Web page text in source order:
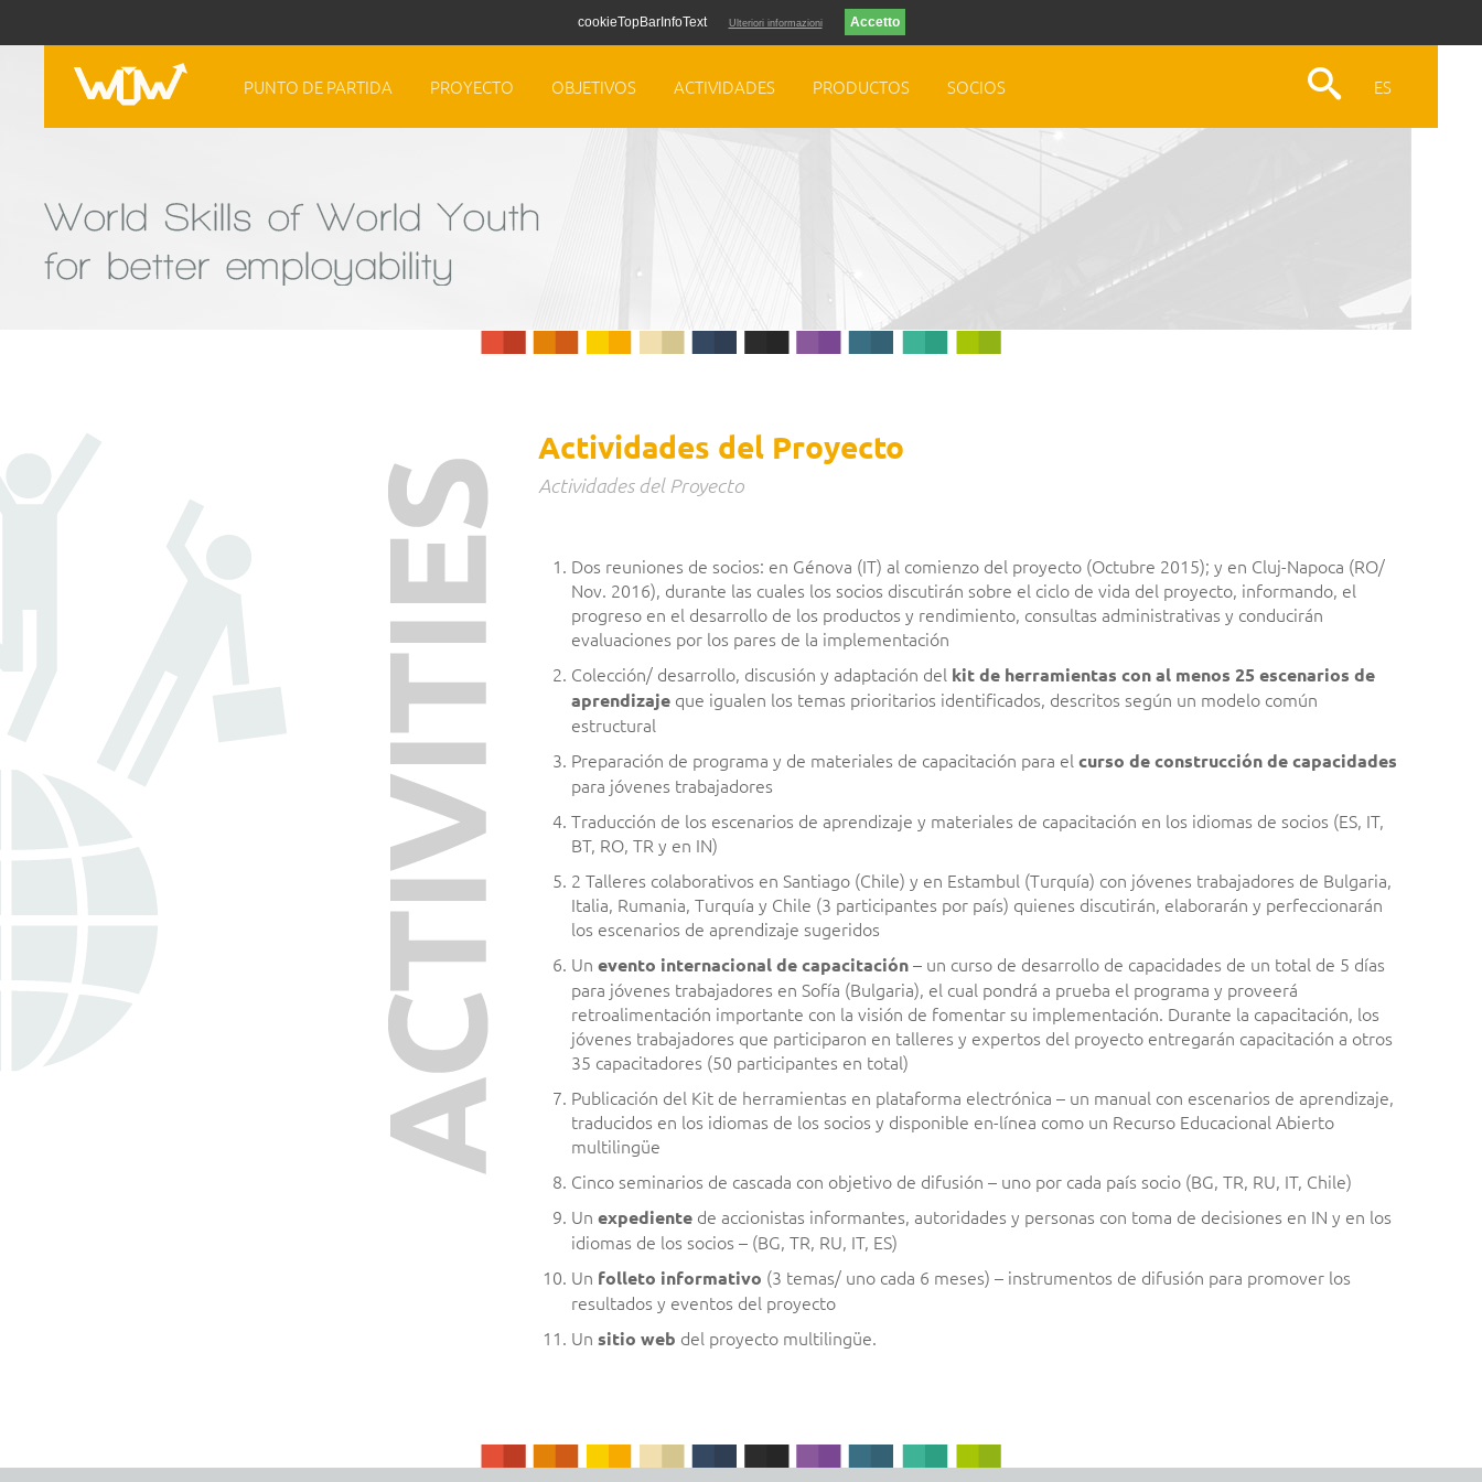
PUNTO DE PARTIDA PROYECTO OBJETIVOS ACTIVIDADES PRODUCTOS SOCIOS ES
Actividades del Proyecto
Actividades del Proyecto
Dos reuniones de socios: en Génova (IT) al comienzo del proyecto (Octubre 2015); y en Cluj-Napoca (RO/
Nov. 2016), durante las cuales los socios discutirán sobre el ciclo de vida del proyecto, informando, el
progreso en el desarrollo de los productos y rendimiento, consultas administrativas y conducirán
evaluaciones por los pares de la implementación
Colección/ desarrollo, discusión y adaptación del kit de herramientas con al menos 25 escenarios de
aprendizajeque igualen los temas prioritarios identificados, descritos según un modelo común
estructural
Preparación de programa y de materiales de capacitación para el curso de construcción de capacidades
para jóvenes trabajadores
Traducción de los escenarios de aprendizaje y materiales de capacitación en los idiomas de socios (ES, IT,
BT, RO, TR y en IN)
2 Talleres colaborativos en Santiago (Chile) y en Estambul (Turquía) con jóvenes trabajadores de Bulgaria,
Italia, Rumania, Turquía y Chile (3 participantes por país) quienes discutirán, elaborarán y perfeccionarán
los escenarios de aprendizaje sugeridos
Un evento internacional de capacitación– un curso de desarrollo de capacidades de un total de 5 días
para jóvenes trabajadores en Sofía (Bulgaria), el cual pondrá a prueba el programa y proveerá
retroalimentación importante con la visión de fomentar su implementación. Durante la capacitación, los
jóvenes trabajadores que participaron en talleres y expertos del proyecto entregarán capacitación a otros
35 capacitadores (50 participantes en total)
Publicación del Kit de herramientas en plataforma electrónica – un manual con escenarios de aprendizaje,
traducidos en los idiomas de los socios y disponible en-línea como un Recurso Educacional Abierto
multilingüe
Cinco seminarios de cascada con objetivo de difusión – uno por cada país socio (BG, TR, RU, IT, Chile)
Un expedientede accionistas informantes, autoridades y personas con toma de decisiones en IN y en los
idiomas de los socios – (BG, TR, RU, IT, ES)
Un folleto informativo (3 temas/ uno cada 6 meses) – instrumentos de difusión para promover los
resultados y eventos del proyecto
Un sitio web del proyecto multilingüe.
cookieTopBarInfoText Ulteriori informazioni